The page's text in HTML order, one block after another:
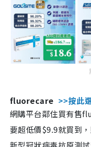
fluorecare >>按此
網購平台鄰住買有售
要超低價$9.9就買到